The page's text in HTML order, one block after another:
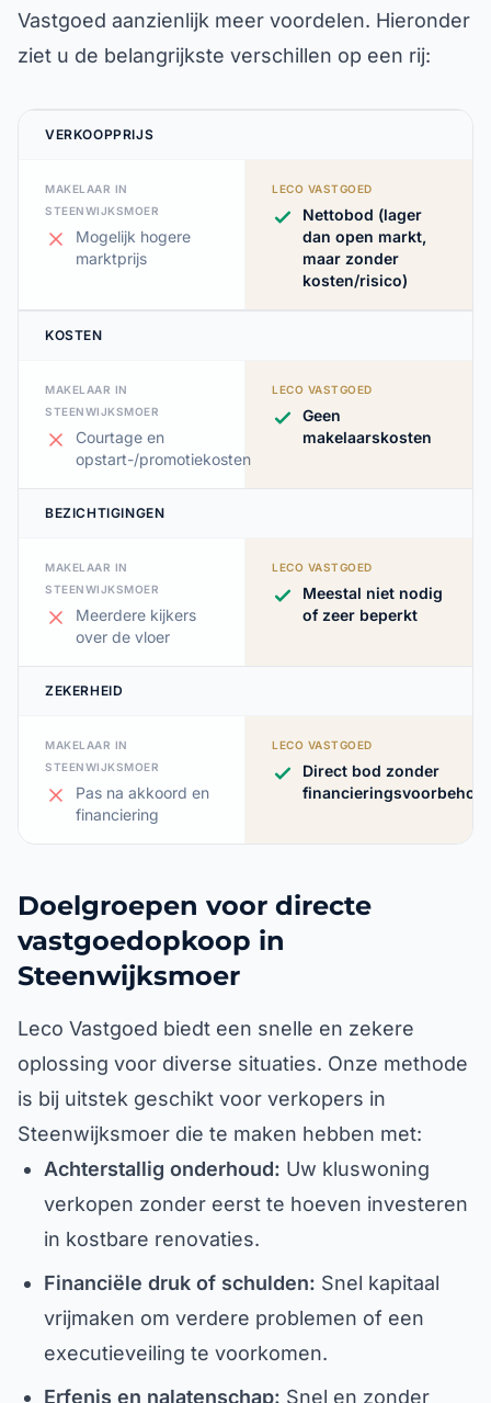
Vastgoed aanzienlijk meer voordelen. Hieronder
ziet u de belangrijkste verschillen op een rij:
VERKOOPPRIJS
MAKELAAR IN
STEENWIJKSMOER
Mogelijk hogere
marktprijs
LECO VASTGOED
Nettobod (lager
dan open markt,
maar zonder
kosten/risico)
KOSTEN
MAKELAAR IN
STEENWIJKSMOER
Courtage en
opstart-/promotiekosten
LECO VASTGOED
Geen
makelaarskosten
BEZICHTIGINGEN
MAKELAAR IN
STEENWIJKSMOER
Meerdere kijkers
over de vloer
LECO VASTGOED
Meestal niet nodig
of zeer beperkt
ZEKERHEID
MAKELAAR IN
STEENWIJKSMOER
Pas na akkoord en
financiering
LECO VASTGOED
Direct bod zonder
Doelgroepen voor directe
vastgoedopkoop in
Steenwijksmoer
Leco Vastgoed biedt een snelle en zekere
oplossing voor diverse situaties. Onze methode
is bij uitstek geschikt voor verkopers in
Steenwijksmoer die te maken hebben met:
Achterstallig onderhoud: Uw kluswoning
verkopen zonder eerst te hoeven investeren
in kostbare renovaties.
Financiële druk of schulden: Snel kapitaal
vrijmaken om verdere problemen of een
executieveiling te voorkomen.
Erfenis en nalatenschap: Snel en zonder